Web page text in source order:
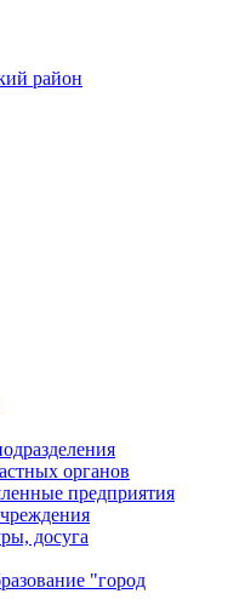
район
органов
предприятия
досуга
"город